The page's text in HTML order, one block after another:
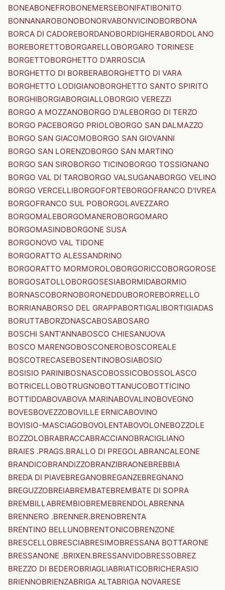
BONEABONEFROBONEMERSEBONIFATIBONITO
BONNANAROBONOBONORVABONVICINOBORBONA
BORCA DI CADOREBORDANOBORDIGHERABORDOLANO
BOREBORETTOBORGARELLOBORGARO TORINESE
BORGETTOBORGHETTO D'ARROSCIA
BORGHETTO DI BORBERABORGHETTO DI VARA
BORGHETTO LODIGIANOBORGHETTO SANTO SPIRITO
BORGHIBORGIABORGIALLOBORGIO VEREZZI
BORGO A MOZZANOBORGO D'ALEBORGO DI TERZO
BORGO PACEBORGO PRIOLOBORGO SAN DALMAZZO
BORGO SAN GIACOMOBORGO SAN GIOVANNI
BORGO SAN LORENZOBORGO SAN MARTINO
BORGO SAN SIROBORGO TICINOBORGO TOSSIGNANO
BORGO VAL DI TAROBORGO VALSUGANABORGO VELINO
BORGO VERCELLIBORGOFORTEBORGOFRANCO D'IVREA
BORGOFRANCO SUL POBORGOLAVEZZARO
BORGOMALEBORGOMANEROBORGOMARO
BORGOMASINOBORGONE SUSA
BORGONOVO VAL TIDONE
BORGORATTO ALESSANDRINO
BORGORATTO MORMOROLOBORGORICCOBORGOROSE
BORGOSATOLLOBORGOSESIABORMIDABORMIO
BORNASCOBORNOBORONEDDUBOROREBORRELLO
BORRIANABORSO DEL GRAPPABORTIGALIBORTIGIADAS
BORUTTABORZONASCABOSABOSARO
BOSCHI SANT'ANNABOSCO CHIESANUOVA
BOSCO MARENGOBOSCONEROBOSCOREALE
BOSCOTRECASEBOSENTINOBOSIABOSIO
BOSISIO PARINIBOSNASCOBOSSICOBOSSOLASCO
BOTRICELLOBOTRUGNOBOTTANUCOBOTTICINO
BOTTIDDABOVABOVA MARINABOVALINOBOVEGNO
BOVESBOVEZZOBOVILLE ERNICABOVINO
BOVISIO-MASCIAGOBOVOLENTABOVOLONEBOZZOLE
BOZZOLOBRABRACCABRACCIANOBRACIGLIANO
BRAIES .PRAGS.BRALLO DI PREGOLABRANCALEONE
BRANDICOBRANDIZZOBRANZIBRAONEBREBBIA
BREDA DI PIAVEBREGANOBREGANZEBREGNANO
BREGUZZOBREIABREMBATEBREMBATE DI SOPRA
BREMBILLABREMBIOBREMEBRENDOLABRENNA
BRENNERO .BRENNER.BRENOBRENTA
BRENTINO BELLUNOBRENTONICOBRENZONE
BRESCELLOBRESCIABRESIMOBRESSANA BOTTARONE
BRESSANONE .BRIXEN.BRESSANVIDOBRESSOBREZ
BREZZO DI BEDEROBRIAGLIABRIATICOBRICHERASIO
BRIENNOBRIENZABRIGA ALTABRIGA NOVARESE